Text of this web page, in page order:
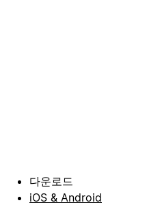
다운로드
iOS & Android